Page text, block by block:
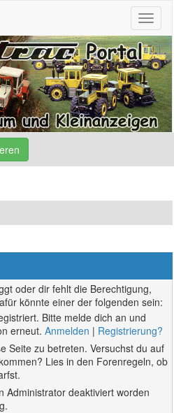
oder dir fehlt die Berechtigung,
könnte einer der folgenden sein:
Bitte melde dich an und
erneut.Anmelden | Registrierung?
Seite zu betreten. Versuchst du auf
Lies in den Forenregeln, ob
Administrator deaktiviert worden